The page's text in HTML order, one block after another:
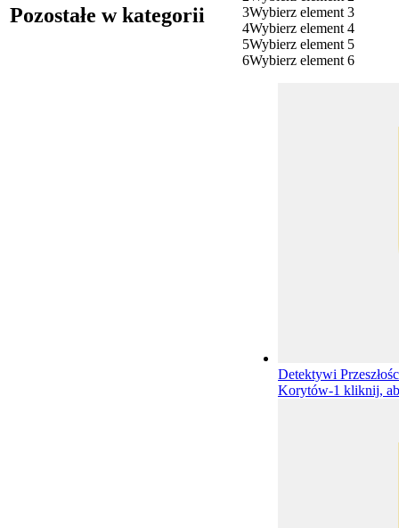
Pozostałe w kategorii
3Wybierz element 3
4Wybierz element 4
5Wybierz element 5
6Wybierz element 6
Detektywi
Korytów-1 kliknij,